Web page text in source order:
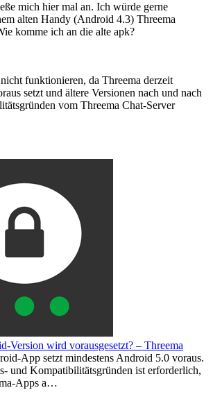
mich hier mal an. Ich würde gerne
alten Handy (Android 4.3) Threema
komme ich an die alte apk?
funktionieren, da Threema derzeit
setzt und ältere Versionen nach und nach
vom Threema Chat-Server
Version wird vorausgesetzt? – Threema
App setzt mindestens Android 5.0 voraus.
und Kompatibilitätsgründen ist erforderlich,
Apps a…